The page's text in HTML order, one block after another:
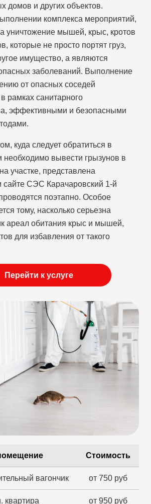
домов и других объектов.
комплекса мероприятий,
уничтожение мышей, крыс, кротов
которые не просто портят груз,
имущество, а являются
заболеваний. Выполнение
от опасных соседей
рамках санитарного
эффективными и безопасными
куда следует обратиться в
необходимо вывести грызунов в
участке, представлена
СЭС Карачаровский 1-й
поэтапно. Особое
тому, насколько серьезна
ареал обитания крыс и мышей,
для избавления от такого
Перейти к услуге
Стоимость
вагончик от 750 руб
квартира от 950 руб